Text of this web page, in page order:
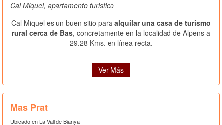
Cal Miquel, apartamento turistico
Cal Miquel es un buen sitio para alquilar una casa de turismo
rural cerca de Bas, concretamente en la localidad de Alpens a
29.28 Kms. en línea recta.
Ver Más
Mas Prat
Ubicado en La Vall de Bianya